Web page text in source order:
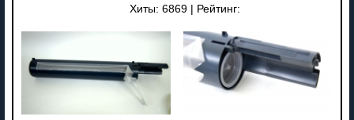
Хиты: 6869 Рейтинг: